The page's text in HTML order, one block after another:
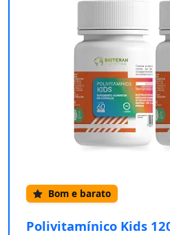
Bom e barato
Polivitamínico Kids